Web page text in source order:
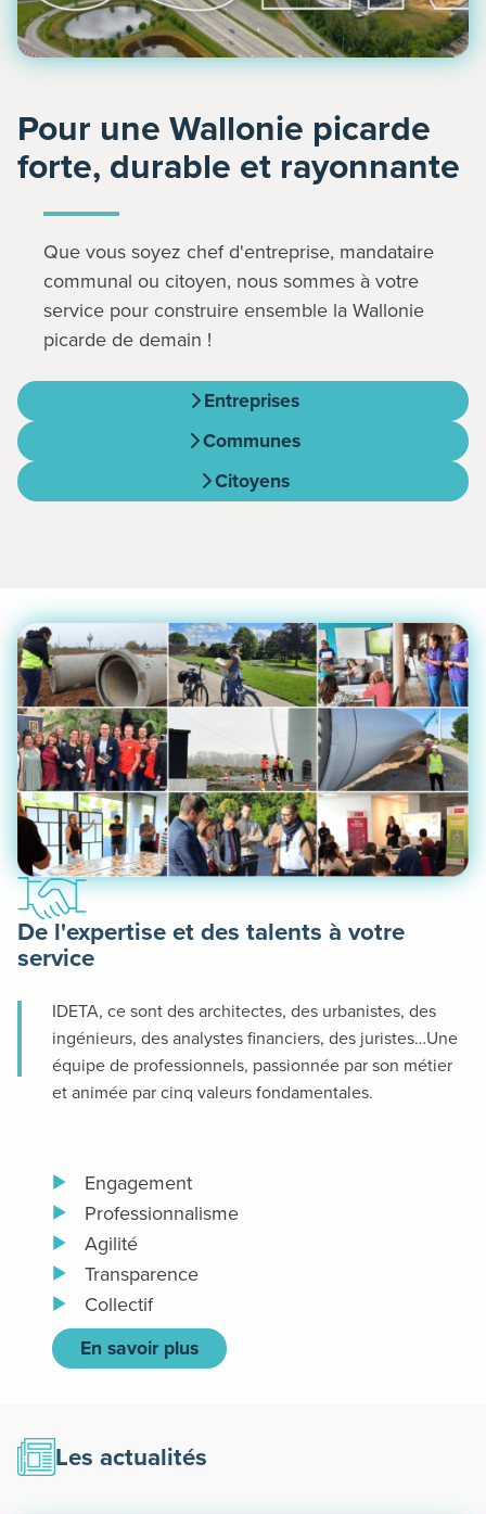
Pour une Wallonie picarde
forte, durable et rayonnante
Que vous soyez chef d'entreprise, mandataire
communal ou citoyen, nous sommes à votre
service pour construire ensemble la Wallonie
picarde de demain !
Entreprises
Communes
Citoyens
De l'expertise et des talents à votre
service
IDETA, ce sont des architectes, des urbanistes, des
ingénieurs, des analystes financiers, des juristes…Une
équipe de professionnels, passionnée par son métier
et animée par cinq valeurs fondamentales.
Engagement
Professionnalisme
Agilité
Transparence
Collectif
En savoir plus
Les actualités